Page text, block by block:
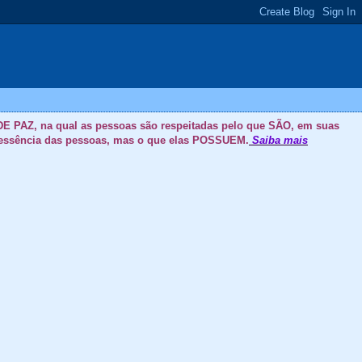
PAZ, na qual as pessoas são respeitadas pelo que SÃO, em suas
das pessoas, mas o que elas POSSUEM. Saiba mais